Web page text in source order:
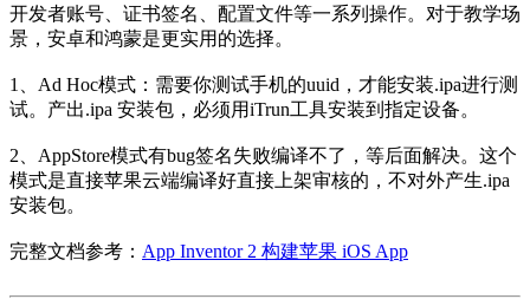
开发者账号、证书签名、配置文件等一系列操作。对于教学场
景，安卓和鸿蒙是更实用的选择。
1、Ad Hoc模式：需要你测试手机的uuid，才能安装.ipa进行测
试。产出.ipa 安装包，必须用iTrun工具安装到指定设备。
2、AppStore模式有bug签名失败编译不了，等后面解决。这个
模式是直接苹果云端编译好直接上架审核的，不对外产生.ipa
安装包。
完整文档参考： App Inventor 2 构建苹果 iOS App